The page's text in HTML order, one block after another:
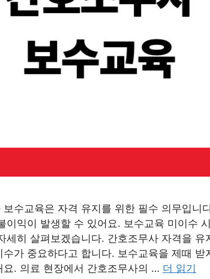
보수교육은 자격 유지를 위한 필수 의무입니
이익이 발생할 수 있어요. 보수교육 미이수
세히 살펴보겠습니다. 간호조무사 자격을
수가 중요하다고 합니다. 보수교육을 제때
요. 의료 현장에서 간호조무사의 … 더 읽기